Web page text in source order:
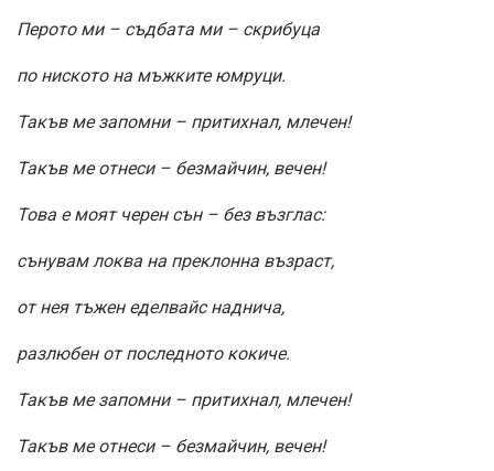
Перото ми – съдбата ми – скрибуца
по ниското на мъжките юмруци.
Такъв ме запомни – притихнал, млечен!
Такъв ме отнеси – безмайчин, вечен!
Това е моят черен сън – без възглас:
сънувам локва на преклонна възраст,
от нея тъжен еделвайс наднича,
разлюбен от последното кокиче.
Такъв ме запомни – притихнал, млечен!
Такъв ме отнеси – безмайчин, вечен!